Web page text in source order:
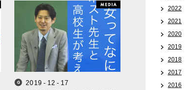
Media Media
Smappa! Group
20 19 - 12 - 17
2022
2021
2020
2019
2018
2017
2016